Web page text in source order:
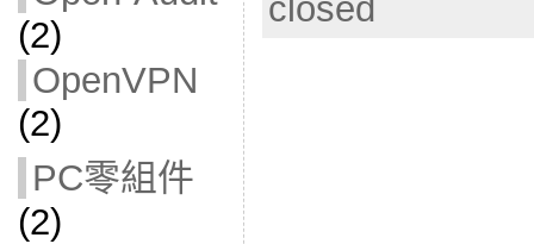
(2)
OpenVPN
(2)
PC零組件
(2)
closed